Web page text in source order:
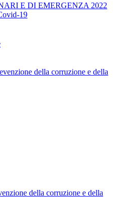
E DI EMERGENZA 2022
19
della corruzione e della
della corruzione e della